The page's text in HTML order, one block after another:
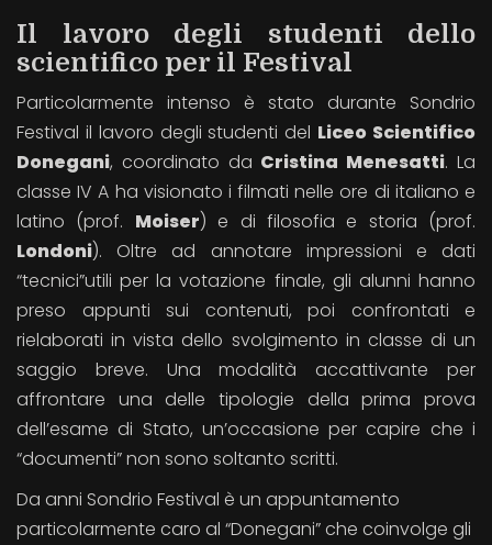
Il lavoro degli studenti dello
scientifico per il Festival
Particolarmente intenso è stato durante Sondrio
Festival il lavoro degli studenti del Liceo Scientifico
Donegani, coordinato da Cristina Menesatti. La
classe IV A ha visionato i filmati nelle ore di italiano e
latino (prof. Moiser) e di filosofia e storia (prof.
Londoni). Oltre ad annotare impressioni e dati
“tecnici”utili per la votazione finale, gli alunni hanno
preso appunti sui contenuti, poi confrontati e
rielaborati in vista dello svolgimento in classe di un
saggio breve. Una modalità accattivante per
affrontare una delle tipologie della prima prova
dell’esame di Stato, un’occasione per capire che i
“documenti” non sono soltanto scritti.
Da anni Sondrio Festival è un appuntamento
particolarmente caro al “Donegani” che coinvolge gli